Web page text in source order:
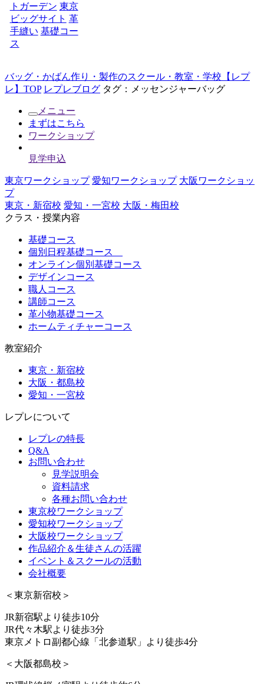
トガーデン 東京
ビッグサイト 革
手縫い 基礎コー
ス
バッグ・かばん作り・製作のスクール・教室・学校【レプ
レ】TOP レプレブログ タグ：メッセンジャーバッグ
メニュー
まずはこちら
ワークショップ
見学申込
東京ワークショップ 愛知ワークショップ 大阪ワークショッ
プ
東京・新宿校 愛知・一宮校 大阪・梅田校
クラス・授業内容
基礎コース
個別日程基礎コース
オンライン個別基礎コース
デザインコース
職人コース
講師コース
革小物基礎コース
ホームティチャーコース
教室紹介
東京・新宿校
大阪・都島校
愛知・一宮校
レプレについて
レプレの特長
Q&A
お問い合わせ
見学説明会
資料請求
各種お問い合わせ
東京校ワークショップ
愛知校ワークショップ
大阪校ワークショップ
作品紹介＆生徒さんの活躍
イベント＆スクールの活動
会社概要
＜東京新宿校＞
JR新宿駅より徒歩10分
JR代々木駅より徒歩3分
東京メトロ副都心線「北参道駅」より徒歩4分
＜大阪都島校＞